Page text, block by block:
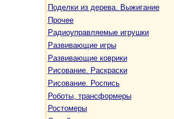
Поделки из дерева. Выжигание
Прочее
Радиоуправляемые игрушки
Развивающие игры
Развивающие коврики
Рисование. Раскраски
Рисование. Роспись
Роботы, трансформеры
Ростомеры